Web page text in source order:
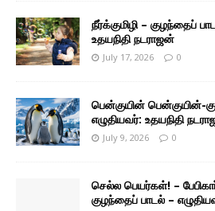
நீர்க்குமிழி – குழந்தைப்
உதயநிதி நடராஜன்
July 17, 2026 0
பென்குயின் பென்குயின்-
எழுதியவர்: உதயநிதி
July 9, 2026 0
செல்ல பெயர்கள்! –
குழந்தைப் பாடல் –